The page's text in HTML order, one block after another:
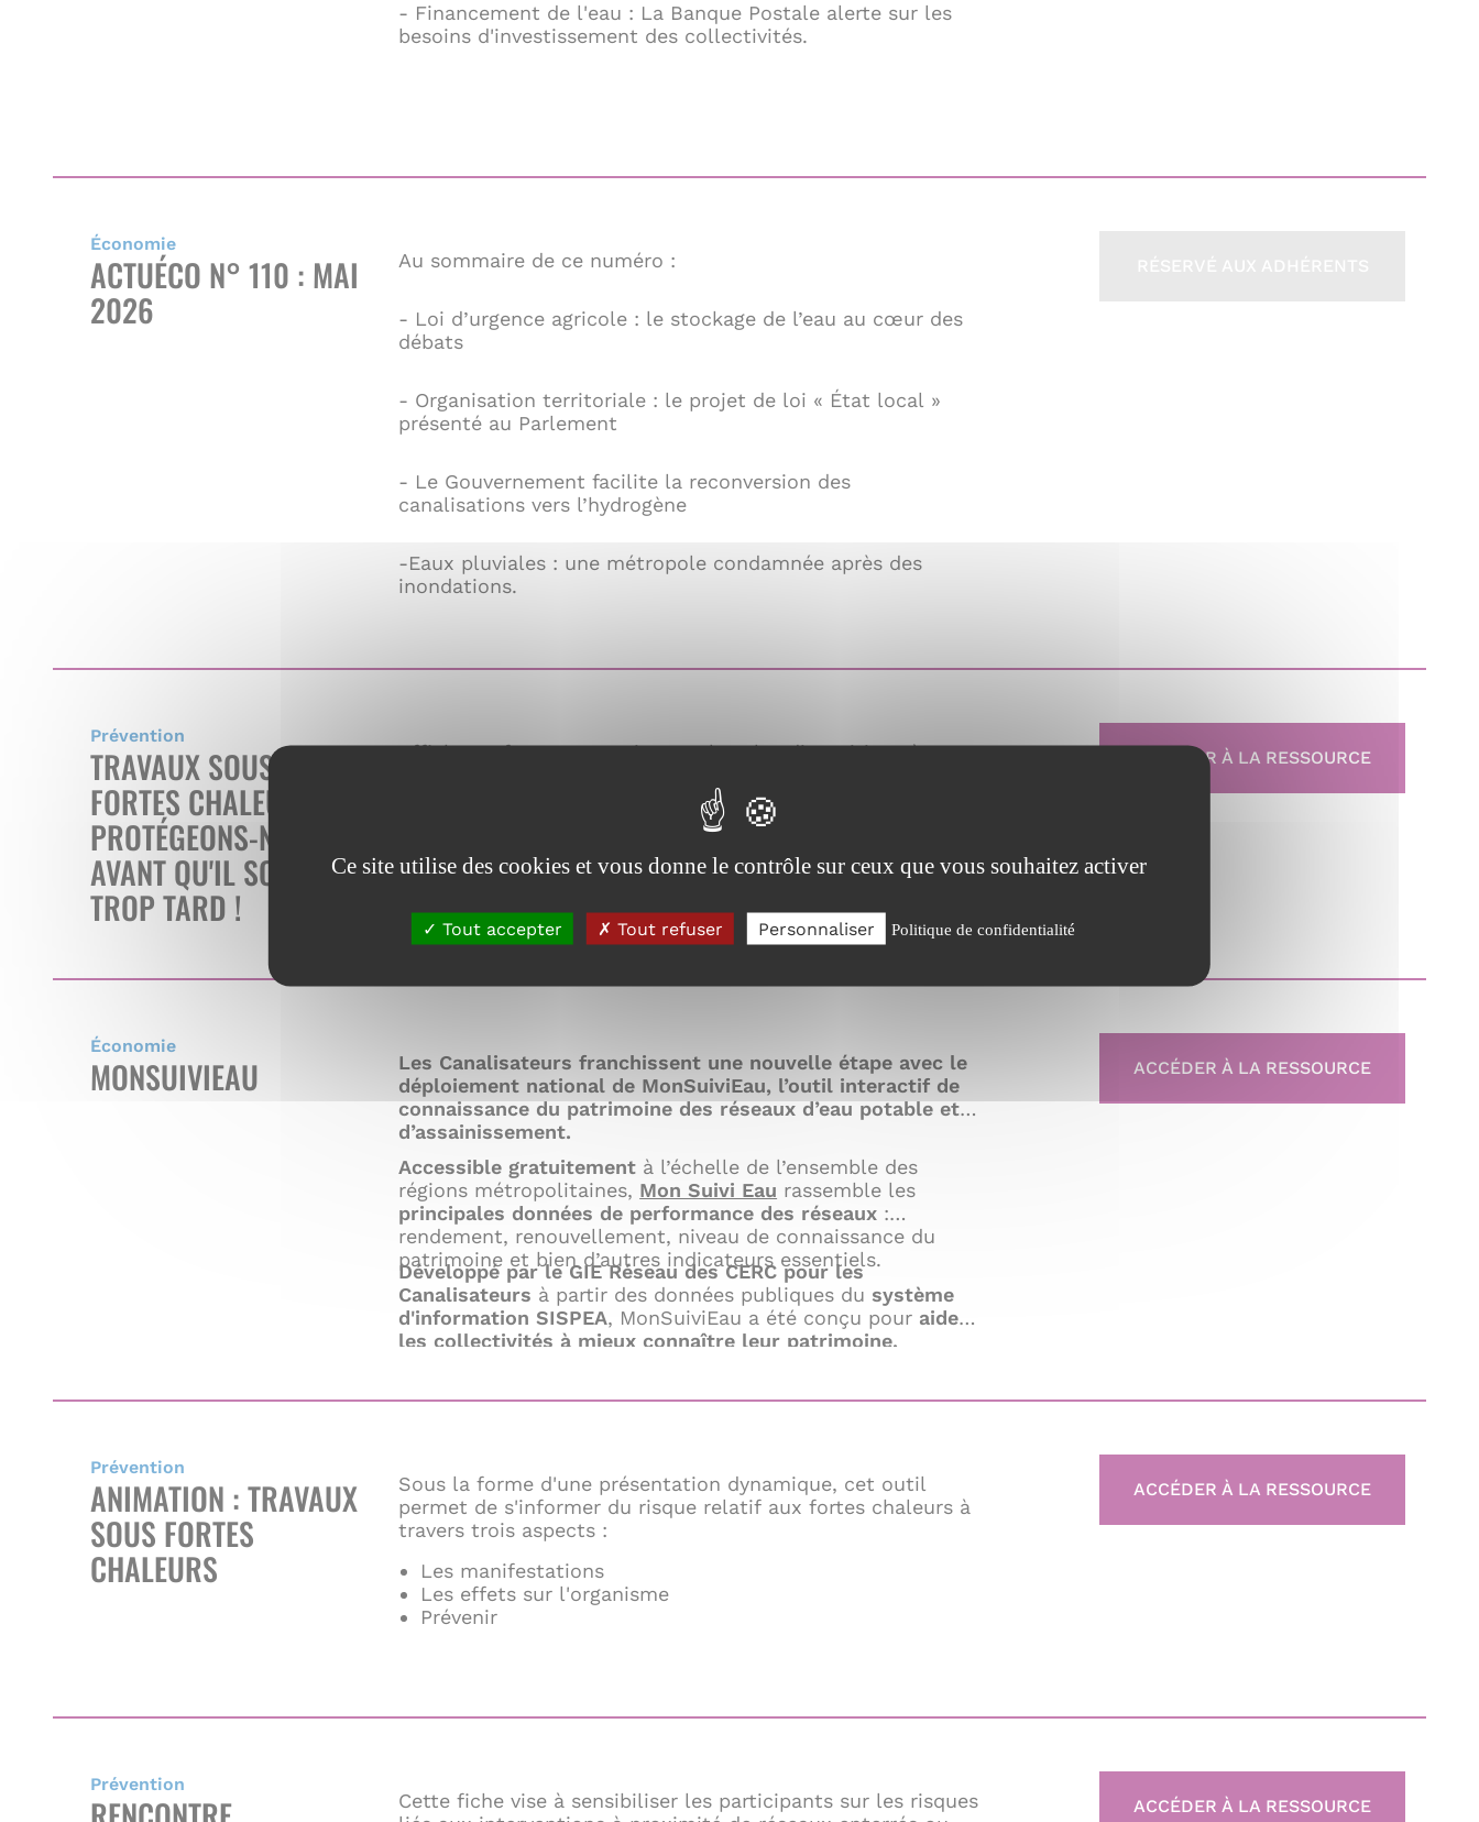
- Financement de l'eau : La Banque Postale alerte sur les
besoins d'investissement des collectivités.
Économie
ACTUÉCO N° 110 : MAI
2026
Au sommaire de ce numéro :
- Loi d’urgence agricole : le stockage de l’eau au cœur des
débats
- Organisation territoriale : le projet de loi « État local »
présenté au Parlement
- Le Gouvernement facilite la reconversion des
canalisations vers l’hydrogène
-Eaux pluviales : une métropole condamnée après des
inondations.
Prévention
TRAVAUX SOUS
FORTES CHALEURS :
PROTÉGEONS-NOUS
AVANT QU'IL SOIT
TROP TARD !
Affiche au format portrait rappelant les dispositions à
ACCÉDER À LA RESSOURCE
Économie
MONSUIVIEAU
Les Canalisateurs franchissent une nouvelle étape avec le
déploiement national de MonSuiviEau, l’outil interactif de
connaissance du patrimoine des réseaux d’eau potable et
d’assainissement.
Accessible gratuitement à l’échelle de l’ensemble des
régions métropolitaines, Mon Suivi Eau rassemble les
principales données de performance des réseaux :
rendement, renouvellement, niveau de connaissance du
patrimoine et bien d’autres indicateurs essentiels.
Développé par le GIE Réseau des CERC pour les
Canalisateurs à partir des données publiques du système
d'information SISPEA, MonSuiviEau a été conçu pour aider
les collectivités à mieux connaître leur patrimoine,
ACCÉDER À LA RESSOURCE
Prévention
ANIMATION : TRAVAUX
SOUS FORTES
CHALEURS
Sous la forme d'une présentation dynamique, cet outil
permet de s'informer du risque relatif aux fortes chaleurs à
travers trois aspects :
Les manifestations
Les effets sur l'organisme
Prévenir
ACCÉDER À LA RESSOURCE
Prévention
Cette fiche vise à sensibiliser les participants sur les risques
ACCÉDER À LA RESSOURCE
Ce site utilise des cookies et vous donne le contrôle sur ceux que vous souhaitez activer
Tout accepter Tout refuser Personnaliser Politique de confidentialité